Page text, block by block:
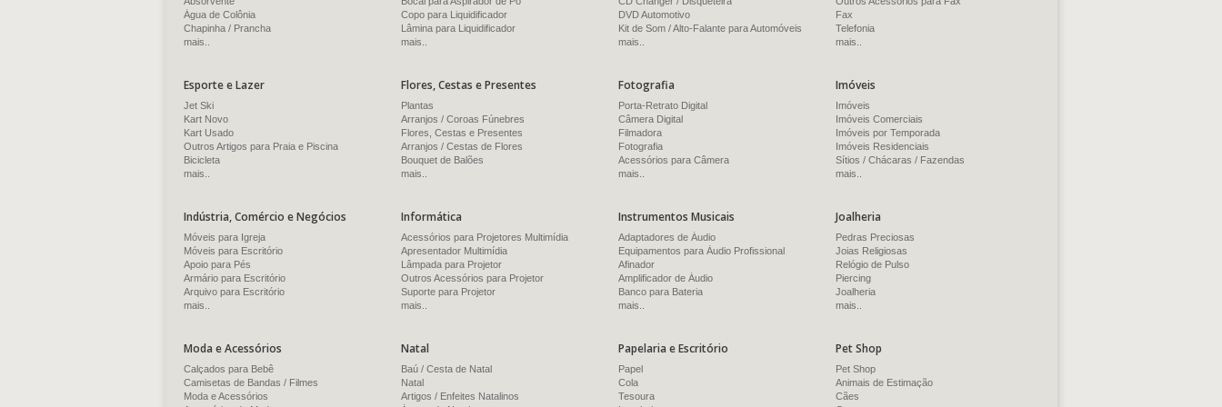
Água de Colônia
Chapinha / Prancha
mais..
Copo para Liquidificador
Lâmina para Liquidificador
mais..
DVD Automotivo
Kit de Som / Alto-Falante para Automóveis
mais..
Fax
Telefonia
mais..
Esporte e Lazer
Jet Ski
Kart Novo
Kart Usado
Outros Artigos para Praia e Piscina
Bicicleta
mais..
Flores, Cestas e Presentes
Plantas
Arranjos / Coroas Fúnebres
Flores, Cestas e Presentes
Arranjos / Cestas de Flores
Bouquet de Balões
mais..
Fotografia
Porta-Retrato Digital
Câmera Digital
Filmadora
Fotografia
Acessórios para Câmera
mais..
Imóveis
Imóveis
Imóveis Comerciais
Imóveis por Temporada
Imóveis Residenciais
Sítios / Chácaras / Fazendas
mais..
Indústria, Comércio e Negócios
Móveis para Igreja
Móveis para Escritório
Apoio para Pés
Armário para Escritório
Arquivo para Escritório
mais..
Informática
Acessórios para Projetores Multimídia
Apresentador Multimídia
Lâmpada para Projetor
Outros Acessórios para Projetor
Suporte para Projetor
mais..
Instrumentos Musicais
Adaptadores de Áudio
Equipamentos para Áudio Profissional
Afinador
Amplificador de Áudio
Banco para Bateria
mais..
Joalheria
Pedras Preciosas
Joias Religiosas
Relógio de Pulso
Piercing
Joalheria
mais..
Moda e Acessórios
Calçados para Bebê
Camisetas de Bandas / Filmes
Moda e Acessórios
Natal
Baú / Cesta de Natal
Natal
Artigos / Enfeites Natalinos
Papelaria e Escritório
Papel
Cola
Tesoura
Pet Shop
Pet Shop
Animais de Estimação
Cães